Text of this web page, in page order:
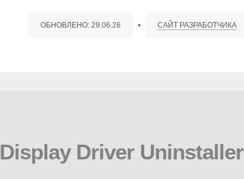
ОБНОВЛЕНО: 29.06.26 • САЙТ РАЗРАБОТЧИКА
Driver Uninstaller